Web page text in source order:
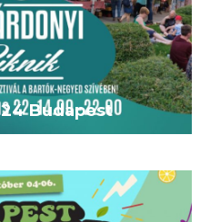
Budapest